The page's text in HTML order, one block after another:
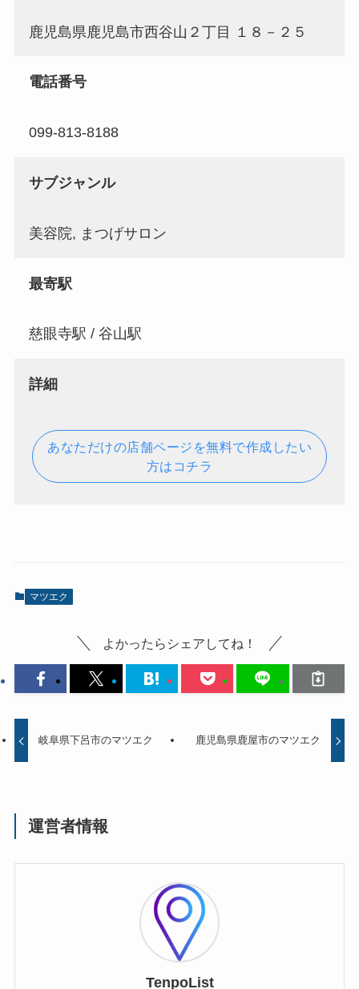
鹿児島県鹿児島市西谷山２丁目 １８－２５
電話番号
099-813-8188
サブジャンル
美容院, まつげサロン
最寄駅
慈眼寺駅 / 谷山駅
詳細
あなただけの店舗ページを無料で作成したい
方はコチラ
マツエク
よかったらシェアしてね！
岐阜県下呂市のマツエク 鹿児島県鹿屋市のマツエク
運営者情報
TenpoList